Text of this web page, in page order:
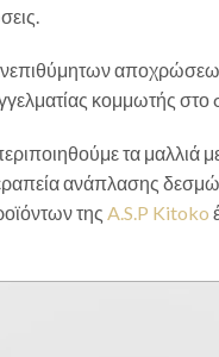
κομμωτής στο
τα μαλλιά
ανάπλασης
της A.S.P Kitoko